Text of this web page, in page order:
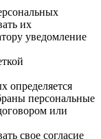
их
уведомление
определяется
персональные
или
свое согласие